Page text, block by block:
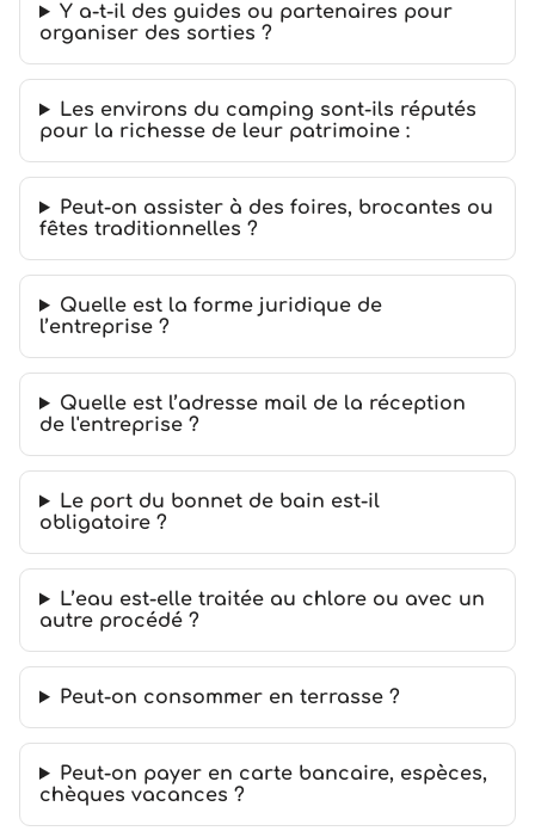
Y a-t-il des guides ou partenaires pour
organiser des sorties ?
Les environs du camping sont-ils réputés
pour la richesse de leur patrimoine :
Peut-on assister à des foires, brocantes ou
fêtes traditionnelles ?
Quelle est la forme juridique de
l’entreprise ?
Quelle est l’adresse mail de la réception
de l'entreprise ?
Le port du bonnet de bain est-il
obligatoire ?
L’eau est-elle traitée au chlore ou avec un
autre procédé ?
Peut-on consommer en terrasse ?
Peut-on payer en carte bancaire, espèces,
chèques vacances ?